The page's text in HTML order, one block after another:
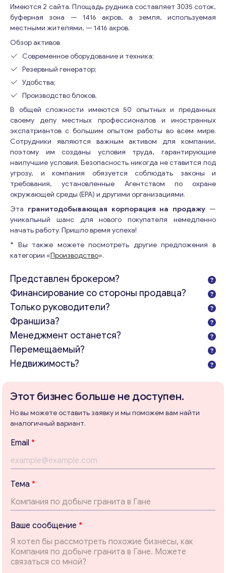
Консультация
Отправьте нам запрос, и мы свяжемся с вами в
Ваши комментарии*
Свяжитесь со мной
Имеются 2 сайта. Площадь рудника составляет 3035 соток,
буферная зона — 1416 акров, а земля, используемая
местными жителями, — 1416 акров.
Обзор активов
Современное оборудование и техника;
Резервный генератор;
Удобства;
Производство блоков.
В общей сложности имеются 50 опытных и преданных
своему делу местных профессионалов и иностранных
экспатриантов с большим опытом работы во всем мире.
Сотрудники являются важным активом для компании,
поэтому им созданы условия труда, гарантирующие
наилучшие условия. Безопасность никогда не ставится под
угрозу, и компания обязуется соблюдать законы и
требования, установленные Агентством по охране
окружающей среды (EPA) и другими организациями.
Эта гранитодобывающая корпорация ​​на продажу —
уникальный шанс для нового покупателя немедленно
начать работу. Пришло время успеха!
* Вы также можете посмотреть другие предложения в
категории «Производство».
Представлен брокером?
Финансирование со стороны продавца?
Только руководители?
Франшиза?
Менеджмент останется?
Перемещаемый?
Недвижимость?
Этот бизнес больше не доступен.
Но вы можете оставить заявку и мы поможем вам найти
аналогичный вариант.
Email *
Тема *
Т
е
м
а
с
Ваше сообщение *